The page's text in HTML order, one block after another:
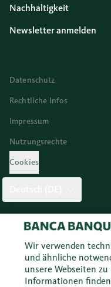
Nachhaltigkeit
Newsletter anmelden
Datenschutz
Rechtliche Infos
Impressum
Nutzungsrechte
Cookies
Twitter Facebook
© 2026 Migros Bank AG
Wir verwenden
und ähnliche
unsere Webseiten
Informationen